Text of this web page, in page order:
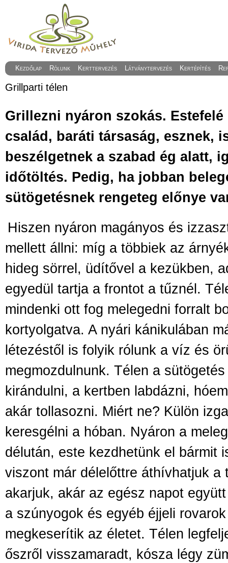
Kezdőlap Rólunk Kerttervezés Látványtervezés Kertépítés
Grillparti télen
Grillezni nyáron szokás.
család, baráti társaság, esznek,
beszélgetnek a szabad ég alatt,
időtöltés. Pedig, ha jobban
sütögetésnek rengeteg előnye
Hiszen nyáron magányos és
mellett állni: míg a többiek az
hideg sörrel, üdítővel a kezükben,
egyedül tartja a frontot a tűznél.
mindenki ott fog melegedni forralt
kortyolgatva. A nyári kánikulában
létezéstől is folyik rólunk a víz és
megmozdulnunk. Télen a
kirándulni, a kertben labdázni,
akár tollasozni. Miért ne? Külön
keresgélni a hóban. Nyáron a
délután, este kezdhetünk el bármit
viszont már délelőttre áthívhatjuk a
akarjuk, akár az egész napot
a szúnyogok és egyéb éjjeli
megkeserítik az életet. Télen
őszről visszamaradt, kósza légy